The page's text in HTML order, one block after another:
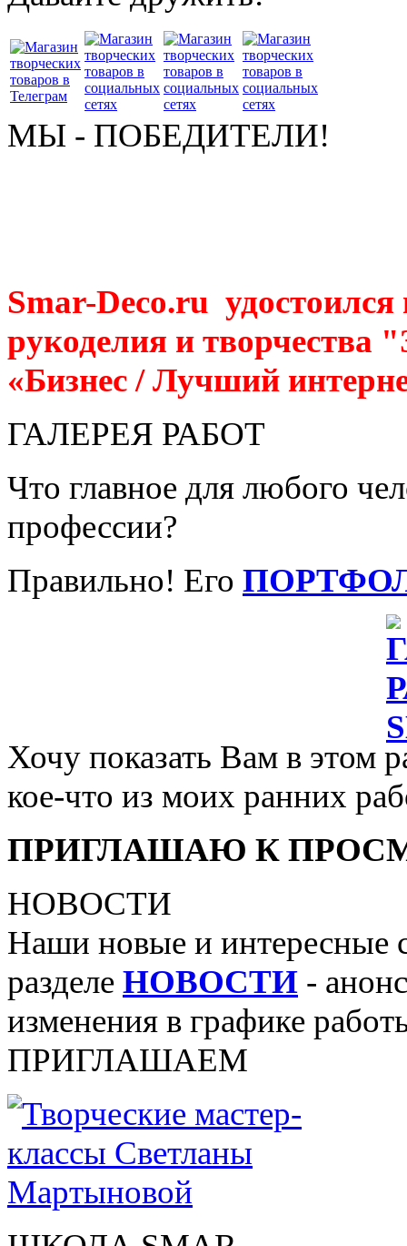
МЫ - ПОБЕДИТЕЛИ!
Smar-Deco.ru
рукоделия и творчества
«Бизнес / Лучший
ГАЛЕРЕЯ РАБОТ
Что главное для любого
профессии?
Правильно! Его
Хочу показать Вам в этом
кое-что из моих ранних
ПРИГЛАШАЮ К
НОВОСТИ
Наши новые и интересные
разделе НОВОСТИ -
изменения в графике
ПРИГЛАШАЕМ